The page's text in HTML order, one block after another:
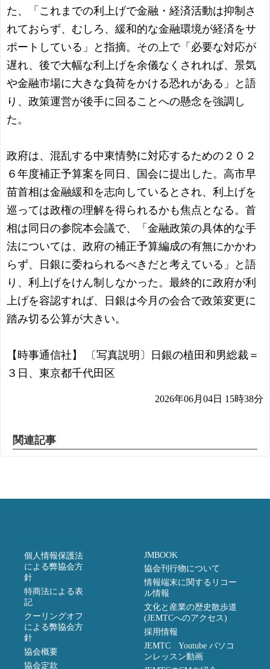
た、「これまでの利上げで金融・経済活動は抑制さ
れておらず、むしろ、緩和的な金融環境が経済をサ
ポートしている」と指摘。その上で「必要な対応が
遅れ、後で大幅な利上げを余儀なくされれば、景気
や金融市場に大きな負荷をかける恐れがある」と語
り、政策運営が後手に回ることへの懸念を強調し
た。
政府は、混乱する中東情勢に対応するための２０２
６年度補正予算案を同日、国会に提出した。高市早
苗首相は金融緩和を志向しているとされ、利上げを
巡っては政権の理解を得られるかも焦点となる。首
相は同日の参院本会議で、「金融政策の具体的な手
法については、政府の補正予算編成の有無にかかわ
らず、日銀に委ねられるべきだと考えている」と語
り、利上げをけん制しなかった。最終的に政府が利
上げを容認すれば、日銀は今月の会合で政策変更に
踏み切る公算が大きい。
【時事通信社】 〔写真説明〕日銀の植田和男総裁＝
３日、東京都千代田区
2026年06月04日 15時38分
関連記事
個人情報保護法
による弊協会方
針
特商法による表
記
クーリングオフ
による弊協会方
針
協会概要
協会定款
JMBOOK
協会刊行物について
情報端末に関するリコー
ル情報
文化と産業の歴史散歩道
(JEMTCへのアクセス)
採用情報
JEMTC Youtube パソコ
ンレッスン動画